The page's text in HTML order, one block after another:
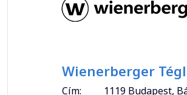
Wienerberger
Cím:
1119 Budapest,